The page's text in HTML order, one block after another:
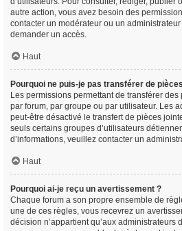
autre action, vous avez besoin des
contacter un modérateur ou un
demander un accès.
Haut
Pourquoi ne puis-je pas transférer de
Les permissions permettant de transférer
par forum, par groupe ou par utilisateur. Les
peut-être désactivé le transfert de pièces
seuls certains groupes d’utilisateurs
d’informations, veuillez contacter un
Haut
Pourquoi ai-je reçu un avertissement ?
Chaque forum a son propre ensemble de
une de ces règles, vous recevrez un
décision n’appartient qu’aux administrateurs